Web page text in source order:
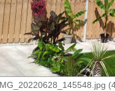
IMG_20220628_145548.jpg